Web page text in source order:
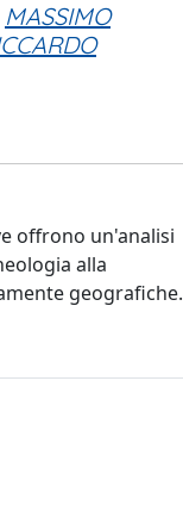
MASSIMO
offrono un'analisi
alla
geografiche.